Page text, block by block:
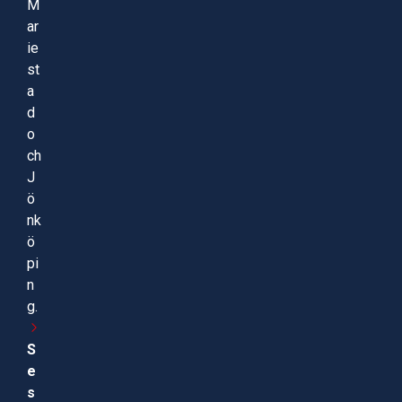
M
ar
ie
st
a
d
o
ch
J
ö
nk
ö
pi
n
g.
S
e
s